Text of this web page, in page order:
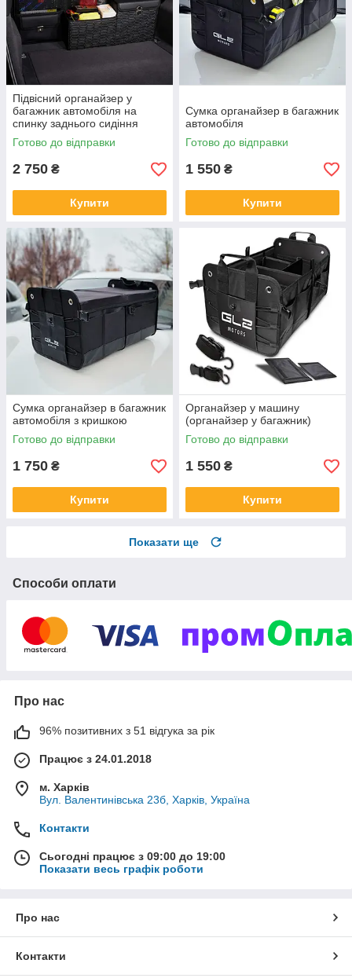
Підвісний органайзер у
багажник автомобіля на
спинку заднього сидіння
Готово до відправки
2 750 ₴
Купити
Сумка органайзер в багажник
автомобіля
Готово до відправки
1 550 ₴
Купити
Сумка органайзер в багажник
автомобіля з кришкою
Готово до відправки
1 750 ₴
Купити
Органайзер у машину
(органайзер у багажник)
Готово до відправки
1 550 ₴
Купити
Показати ще
Способи оплати
Про нас
96% позитивних з 51 відгука за рік
Працює з 24.01.2018
м. Харків
Вул. Валентинівська 23б, Харків, Україна
Контакти
Сьогодні працює з 09:00 до 19:00
Показати весь графік роботи
Про нас
Контакти